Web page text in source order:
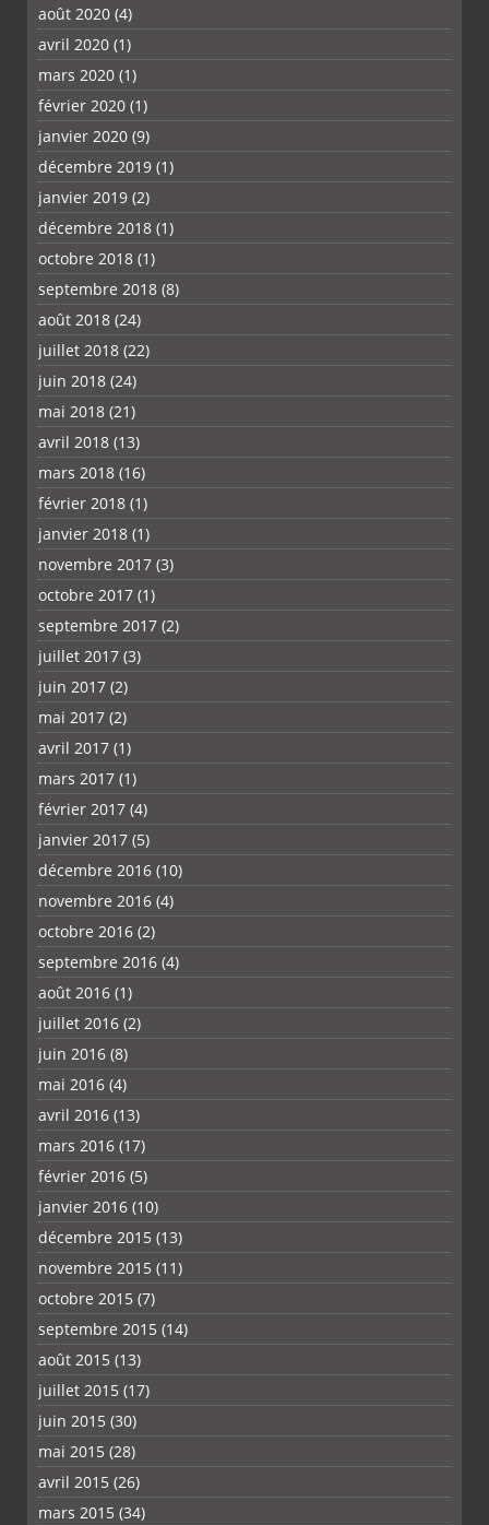
août 2020 (4)
avril 2020 (1)
mars 2020 (1)
février 2020 (1)
janvier 2020 (9)
décembre 2019 (1)
janvier 2019 (2)
décembre 2018 (1)
octobre 2018 (1)
septembre 2018 (8)
août 2018 (24)
juillet 2018 (22)
juin 2018 (24)
mai 2018 (21)
avril 2018 (13)
mars 2018 (16)
février 2018 (1)
janvier 2018 (1)
novembre 2017 (3)
octobre 2017 (1)
septembre 2017 (2)
juillet 2017 (3)
juin 2017 (2)
mai 2017 (2)
avril 2017 (1)
mars 2017 (1)
février 2017 (4)
janvier 2017 (5)
décembre 2016 (10)
novembre 2016 (4)
octobre 2016 (2)
septembre 2016 (4)
août 2016 (1)
juillet 2016 (2)
juin 2016 (8)
mai 2016 (4)
avril 2016 (13)
mars 2016 (17)
février 2016 (5)
janvier 2016 (10)
décembre 2015 (13)
novembre 2015 (11)
octobre 2015 (7)
septembre 2015 (14)
août 2015 (13)
juillet 2015 (17)
juin 2015 (30)
mai 2015 (28)
avril 2015 (26)
mars 2015 (34)